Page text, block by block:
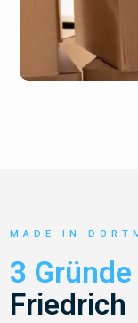
MADE IN
3 Gründe
Friedrich